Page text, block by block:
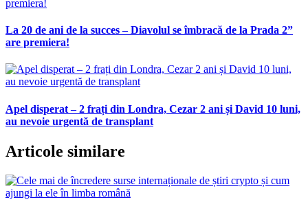
La 20 de ani de la succes – Diavolul se îmbracă de la Prada 2”
are premiera!
Apel disperat – 2 frați din Londra, Cezar 2 ani și David 10 luni,
au nevoie urgentă de transplant
Articole similare